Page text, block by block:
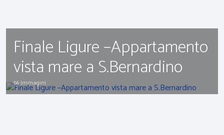
Finale Ligure –Appartamento
vista mare a S.Bernardino
56 Immagini